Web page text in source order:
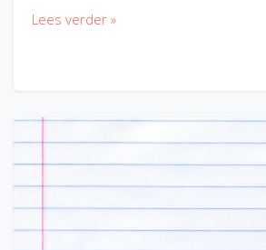
Lees verder »